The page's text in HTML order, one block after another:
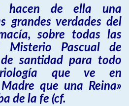
hacen de ella una
grandes verdades del
sobre todas las
Misterio Pascual de
santidad para todo
que ve en
que una Reina»
de la fe (cf.